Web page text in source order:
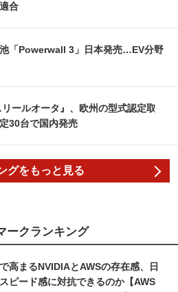
合
「Powerwall 3」日本発売…EV分野
ールオータ』、欧州の型式認定取
30台で国内発売
グをもっと見る
ークランキング
高まるNVIDIAとAWSの存在感、日
ピード感に対抗できるのか【AWS